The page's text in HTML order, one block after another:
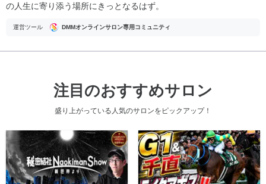
の人生に寄り添う場所にきっとなるはず。
運営ツール DMMオンラインサロン専用コミュニティ
注目のおすすめサロン
盛り上がっている人気のサロンをピックアップ！